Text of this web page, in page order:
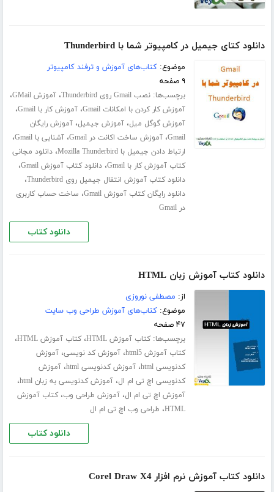
دانلود کتای جیمیل در کامپیوتر شما با Thunderbird
موضوع:کتاب‌های آموزش و ترفند کامپیوتر
۹ صفحه
برچسب‌ها:نصب Gmail روی Thunderbird ،آموزش GMail ،
آموزش کار کردن با امکانات Gmail ،آموزش کار با Gmail ،
آموزش گوگل میل،آموزش جیمیل،آموزش رایگان
Gmail،آموزش ساخت اکانت در Gmail ،آشنایی با Gmail ،
ارتباط دادن جیمیل با Mozilla Thunderbird ،دانلود مجانی
کتاب آموزش کار با Gmail
،دانلود کتاب آموزش Gmail ،
دانلود کتاب آموزش انتقال جیمیل روی Thunderbird ،
دانلود رایگان کتاب آموزش Gmail ، ساخت حساب کاربری
در Gmail
دانلود کتاب
دانلود کتاب آموزش زبان HTML
از: مصطفی نوروزی
موضوع:کتاب‌های آموزش طراحی وب سایت
۴۷ صفحه
برچسب‌ها:کتاب آموزش HTML ،کتاب آموزش HTML ،
کتاب آموزش html5 ،آموزش کد نویسی،آموزش
کدنویسی html
،آموزش کدنویسی html ،آموزش
کدنویسی اچ تی ام ال،آموزش کدنویسی به زبان html ،
آموزش اچ تی ام ال،آموزش طراحی وب،کتاب آموزش
HTML، طراحی وب اچ تی ام ال
دانلود کتاب
دانلود کتاب آموزش نرم افزار Corel Draw X4